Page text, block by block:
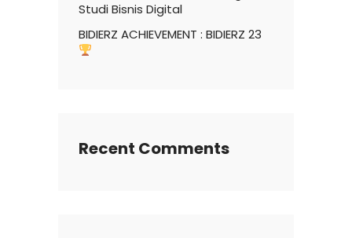
Studi Bisnis Digital
BIDIERZ ACHIEVEMENT : BIDIERZ 23
Recent Comments